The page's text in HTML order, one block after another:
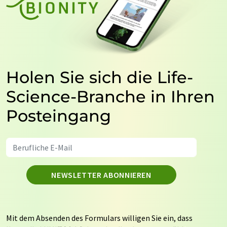
Holen Sie sich die Life-
Science-Branche in Ihren
Posteingang
NEWSLETTER ABONNIEREN
Mit dem Absenden des Formulars willigen Sie ein, dass